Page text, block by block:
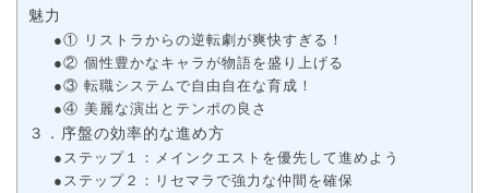
魅力
●① リストラからの逆転劇が爽快すぎる！
●② 個性豊かなキャラが物語を盛り上げる
●③ 転職システムで自由自在な育成！
●④ 美麗な演出とテンポの良さ
３．序盤の効率的な進め方
●ステップ１：メインクエストを優先して進めよう
●ステップ２：リセマラで強力な仲間を確保